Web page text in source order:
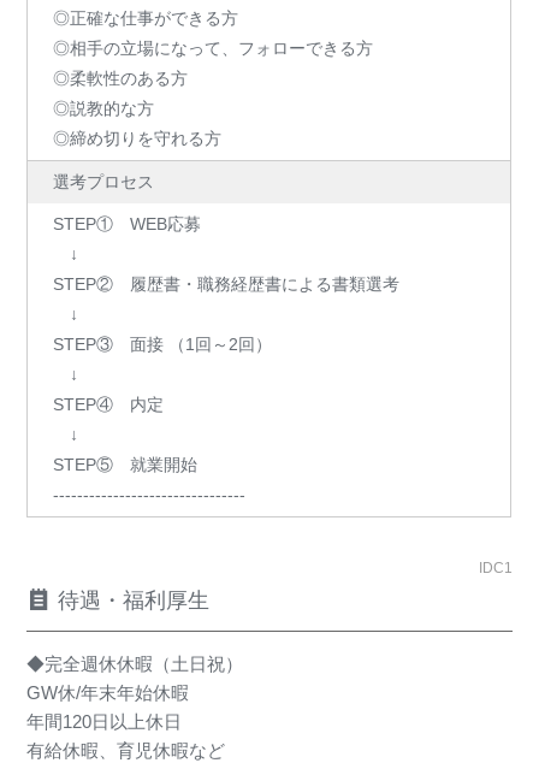
◎正確な仕事ができる方
◎相手の立場になって、フォローできる方
◎柔軟性のある方
◎説教的な方
◎締め切りを守れる方
選考プロセス
STEP① WEB応募
↓
STEP② 履歴書・職務経歴書による書類選考
↓
STEP③ 面接 （1回～2回）
↓
STEP④ 内定
↓
STEP⑤ 就業開始
--------------------------------
IDC1
待遇・福利厚生
◆完全週休休暇（土日祝）
GW休/年末年始休暇
年間120日以上休日
有給休暇、育児休暇など